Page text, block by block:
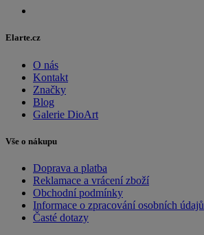
Elarte.cz
O nás
Kontakt
Značky
Blog
Galerie DioArt
Vše o nákupu
Doprava a platba
Reklamace a vrácení zboží
Obchodní podmínky
Informace o zpracování osobních údajů
Časté dotazy